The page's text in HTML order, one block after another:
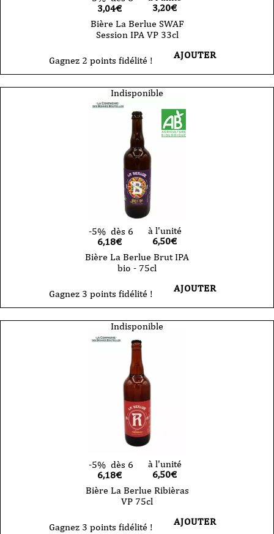
3,04€
3,20€
Bière La Berlue SWAF
Session IPA VP 33cl
Gagnez 2 points fidélité ! AJOUTER
Indisponible
-5% dès 6
6,18€
à l'unité
6,50€
Bière La Berlue Brut IPA
bio - 75cl
Gagnez 3 points fidélité ! AJOUTER
Indisponible
-5% dès 6
6,18€
à l'unité
6,50€
Bière La Berlue Ribièras
VP 75cl
Gagnez 3 points fidélité ! AJOUTER